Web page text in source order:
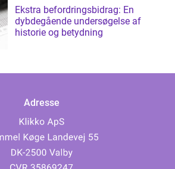
Ekstra befordringsbidrag: En
dybdegående undersøgelse af
historie og betydning
Adresse